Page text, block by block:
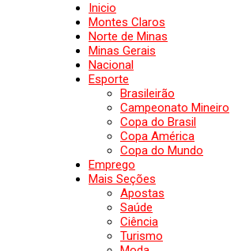
Inicio
Montes Claros
Norte de Minas
Minas Gerais
Nacional
Esporte
Brasileirão
Campeonato Mineiro
Copa do Brasil
Copa América
Copa do Mundo
Emprego
Mais Seções
Apostas
Saúde
Ciência
Turismo